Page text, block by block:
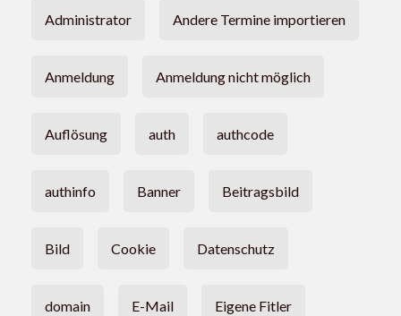
Administrator Andere Termine importieren
Anmeldung Anmeldung nicht möglich
Auflösung auth authcode
authinfo Banner Beitragsbild
Bild Cookie Datenschutz
domain E-Mail Eigene Fitler